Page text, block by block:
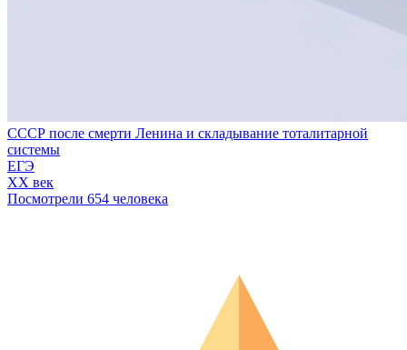
СССР после смерти Ленина и складывание тоталитарной
системы
ЕГЭ
XX век
Посмотрели 654 человека